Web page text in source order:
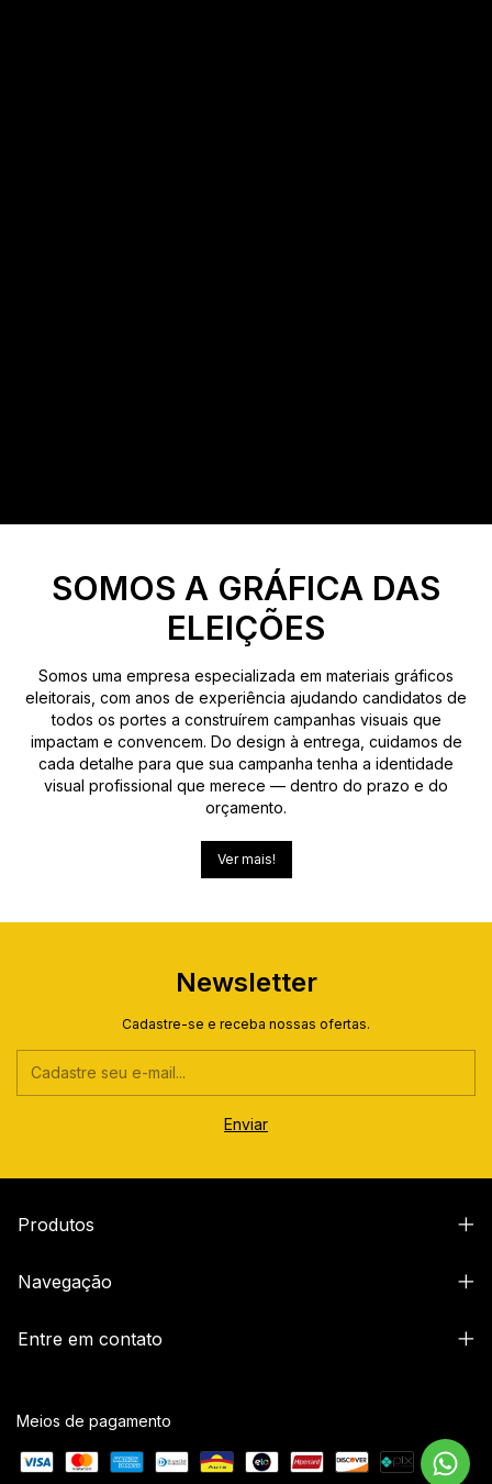
SOMOS A GRÁFICA DAS
ELEIÇÕES
Somos uma empresa especializada em materiais gráficos
eleitorais, com anos de experiência ajudando candidatos de
todos os portes a construírem campanhas visuais que
impactam e convencem. Do design à entrega, cuidamos de
cada detalhe para que sua campanha tenha a identidade
visual profissional que merece — dentro do prazo e do
orçamento.
Ver mais!
Newsletter
Cadastre-se e receba nossas ofertas.
Produtos
Navegação
Entre em contato
Meios de pagamento